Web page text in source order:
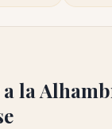
la